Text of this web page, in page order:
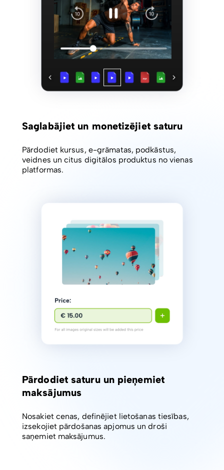
Saglabājiet un monetizējiet saturu
Pārdodiet kursus, e-grāmatas, podkāstus,
veidnes un citus digitālos produktus no vienas
platformas.
Pārdodiet saturu un pieņemiet
maksājumus
Nosakiet cenas, definējiet lietošanas tiesības,
izsekojiet pārdošanas apjomus un droši
saņemiet maksājumus.